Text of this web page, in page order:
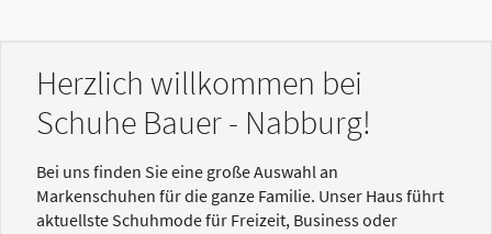
Herzlich willkommen bei
Schuhe Bauer - Nabburg!
Bei uns finden Sie eine große Auswahl an
Markenschuhen für die ganze Familie. Unser Haus führt
aktuellste Schuhmode für Freizeit, Business oder